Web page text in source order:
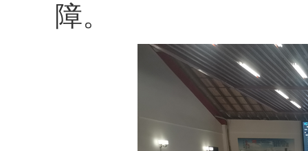
障。